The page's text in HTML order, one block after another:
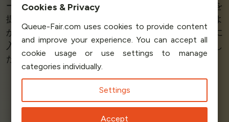
ーバーを保護するために
仮想待合室を
提供してくれました。 Queue-Fairに出会えて
よ
かったです。 全体のコンセプトと柔軟 性がとても気に
入っています。 Queue-Fair、ありがとうございまし
た。’
Planet Art Theatre